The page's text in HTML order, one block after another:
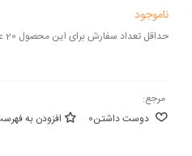
ناموجود
حداقل تعداد سفارش برای این محصول 20 عدد است.
مرجع:
دوست داشتن0 افزودن به